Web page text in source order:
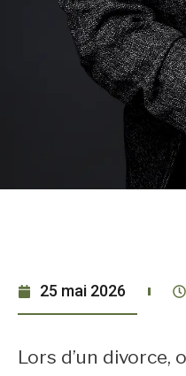
25 mai 2026
Lors d’un divorce,